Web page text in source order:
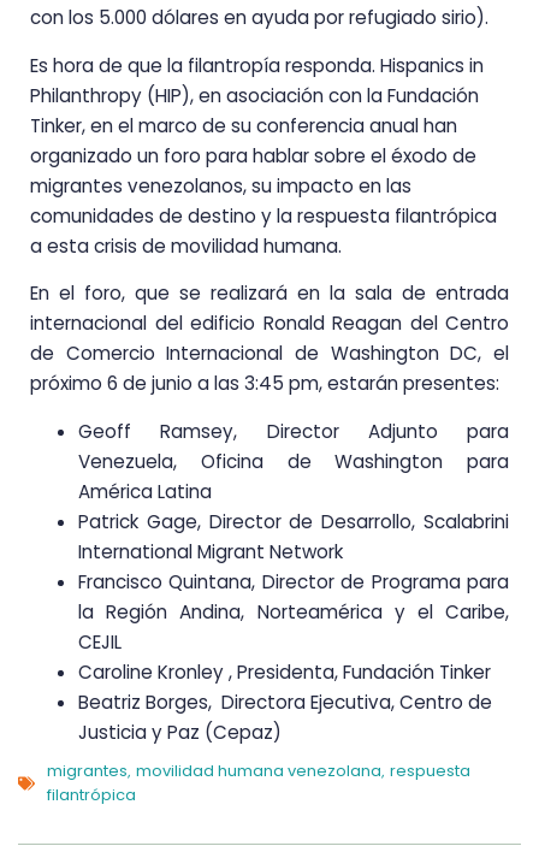
con los 5.000 dólares en ayuda por refugiado sirio).
Es hora de que la filantropía responda. Hispanics in
Philanthropy (HIP), en asociación con la Fundación
Tinker, en el marco de su conferencia anual han
organizado un foro para hablar sobre el éxodo de
migrantes venezolanos, su impacto en las
comunidades de destino y la respuesta filantrópica
a esta crisis de movilidad humana.
En el foro, que se realizará en la sala de entrada
internacional del edificio Ronald Reagan del Centro
de Comercio Internacional de Washington DC, el
próximo 6 de junio a las 3:45 pm, estarán presentes:
Geoff Ramsey, Director Adjunto para
Venezuela, Oficina de Washington para
América Latina
Patrick Gage, Director de Desarrollo, Scalabrini
International Migrant Network
Francisco Quintana, Director de Programa para
la Región Andina, Norteamérica y el Caribe,
CEJIL
Caroline Kronley , Presidenta, Fundación Tinker
Beatriz Borges, Directora Ejecutiva, Centro de
Justicia y Paz (Cepaz)
migrantes, movilidad humana venezolana, respuesta
filantrópica